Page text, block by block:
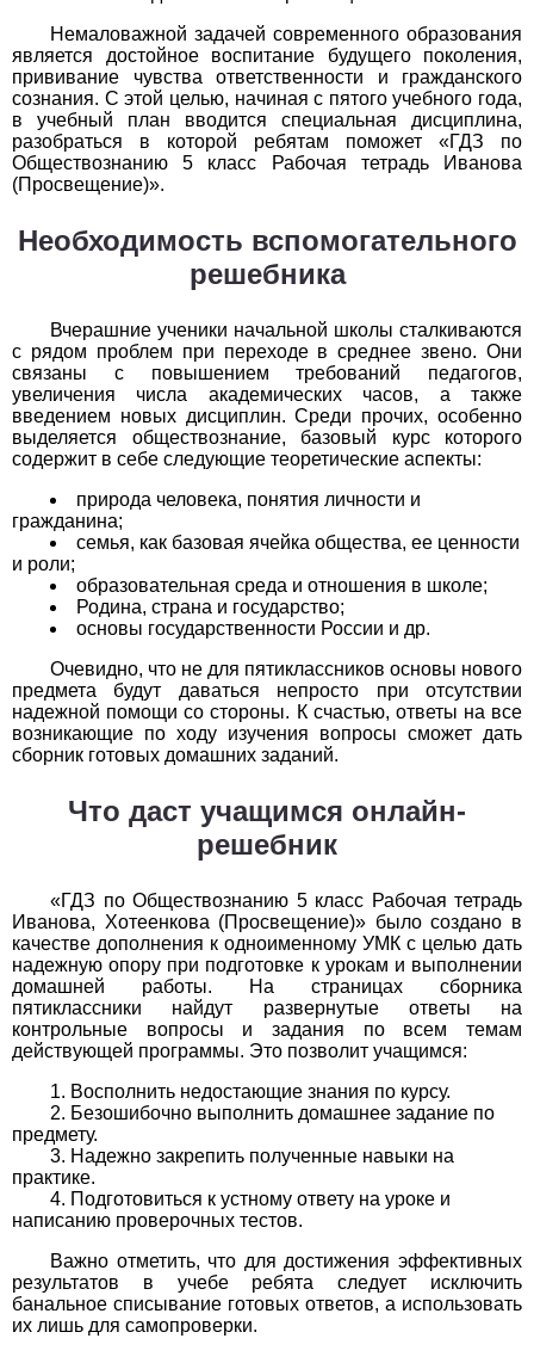
История
1
2 3 4 5 6 7 8 9 10
11
Литература
1
2 3 4
Математика
5 6 7 8
Немецкий язык
1
2 4 5 6 7 8 9 10
11
ОБЖ
2 3 4 5 6 7 8 9
Обществоведение
2 3 4 5 6 7 8 9 10
11
Окружающий мир
1
2 3 4 5 6 7 8 9 10
11
Русский язык
10
Технология
2 3 4 5 6 7 8 9 10
11
Физика
1
2 4 5 6 8 9 10
11
Французский язык
2 3 4 5 6 7 8 9 10
2 3 4 5 6 7 8 9 10
1
2 3 4 5 6 7 8 9 10
11
Немаловажной задачей современного образования
является достойное воспитание будущего поколения,
прививание чувства ответственности и гражданского
сознания. С этой целью, начиная с пятого учебного года,
в учебный план вводится специальная дисциплина,
разобраться в которой ребятам поможет «ГДЗ по
Обществознанию 5 класс Рабочая тетрадь Иванова
(Просвещение)».
Необходимость вспомогательного
решебника
Вчерашние ученики начальной школы сталкиваются
с рядом проблем при переходе в среднее звено. Они
связаны с повышением требований педагогов,
увеличения числа академических часов, а также
введением новых дисциплин. Среди прочих, особенно
выделяется обществознание, базовый курс которого
содержит в себе следующие теоретические аспекты:
природа человека, понятия личности и
гражданина;
семья, как базовая ячейка общества, ее ценности
и роли;
образовательная среда и отношения в школе;
Родина, страна и государство;
основы государственности России и др.
Очевидно, что не для пятиклассников основы нового
предмета будут даваться непросто при отсутствии
надежной помощи со стороны. К счастью, ответы на все
возникающие по ходу изучения вопросы сможет дать
сборник готовых домашних заданий.
Что даст учащимся онлайн-
решебник
«ГДЗ по Обществознанию 5 класс Рабочая тетрадь
Иванова, Хотеенкова (Просвещение)» было создано в
качестве дополнения к одноименному УМК с целью дать
надежную опору при подготовке к урокам и выполнении
домашней работы. На страницах сборника
пятиклассники найдут развернутые ответы на
контрольные вопросы и задания по всем темам
действующей программы. Это позволит учащимся:
Восполнить недостающие знания по курсу.
Безошибочно выполнить домашнее задание по
предмету.
Надежно закрепить полученные навыки на
практике.
Подготовиться к устному ответу на уроке и
написанию проверочных тестов.
Важно отметить, что для достижения эффективных
результатов в учебе ребята следует исключить
банальное списывание готовых ответов, а использовать
их лишь для самопроверки.